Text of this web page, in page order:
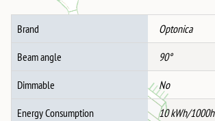
количина
Brand Optonica
Beam angle 90°
Dimmable No
Energy Consumption 10 kWh/1000h